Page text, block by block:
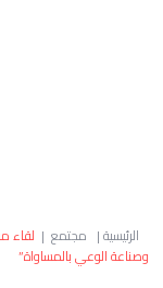
الرئيسية| مجتمع | لقاء
وصناعة الوعي بالمساواة”